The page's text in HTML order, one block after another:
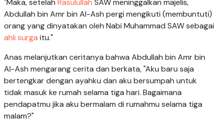
"Maka, setelah Rasulullah SAW meninggalkan majelis,
Abdullah bin Amr bin Al-Ash pergi mengikuti (membuntuti)
orang yang dinyatakan oleh Nabi Muhammad SAW sebagai
ahli surga itu."
Anas melanjutkan ceritanya bahwa Abdullah bin Amr bin
Al-Ash mengarang cerita dan berkata, "Aku baru saja
bertengkar dengan ayahku dan aku bersumpah untuk
tidak masuk ke rumah selama tiga hari. Bagaimana
pendapatmu jika aku bermalam di rumahmu selama tiga
malam?"